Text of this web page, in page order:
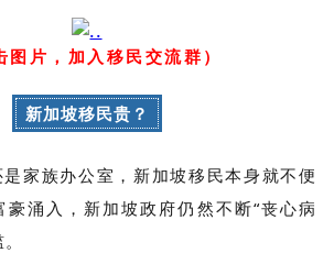
图片，加入移民交流群）
新加坡移民贵？
家族办公室，新加坡移民本身就不便
涌入，新加坡政府仍然不断“丧心病